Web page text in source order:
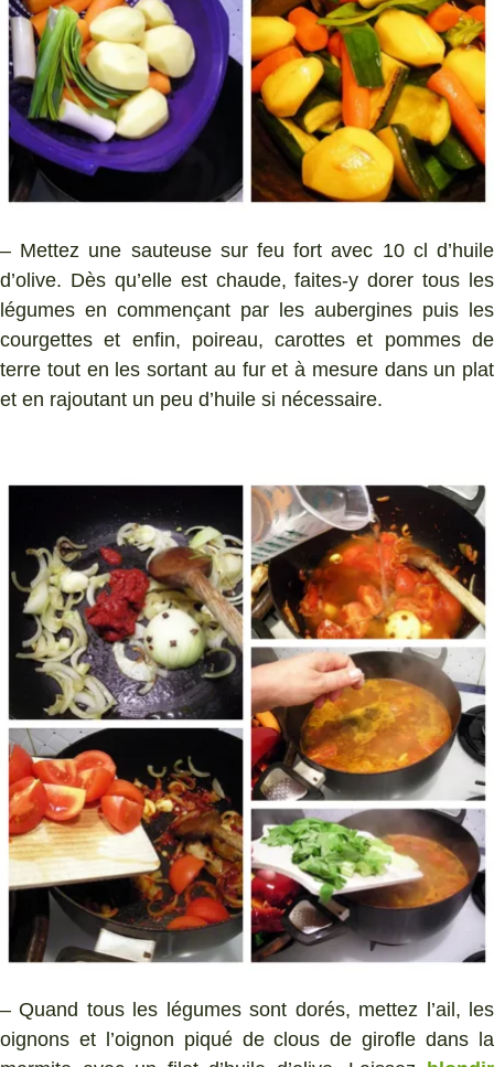
– Mettez une sauteuse sur feu fort avec 10 cl d’huile
d’olive. Dès qu’elle est chaude, faites-y dorer tous les
légumes en commençant par les aubergines puis les
courgettes et enfin, poireau, carottes et pommes de
terre tout en les sortant au fur et à mesure dans un plat
et en rajoutant un peu d’huile si nécessaire.
– Quand tous les légumes sont dorés, mettez l’ail, les
oignons et l’oignon piqué de clous de girofle dans la